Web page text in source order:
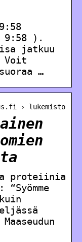
9:58 ).
jatkuu
Voit
…
› lukemisto
proteiinia